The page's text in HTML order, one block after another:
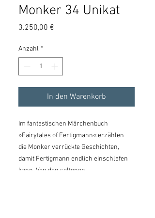
Monker 34 Unikat
3.250,00 €
Anzahl *
In den Warenkorb
Im fantastischen Märchenbuch
»Fairytales of Fertigmann« erzählen
die Monker verrückte Geschichten,
damit Fertigmann endlich einschlafen
kann. Von den seltenen